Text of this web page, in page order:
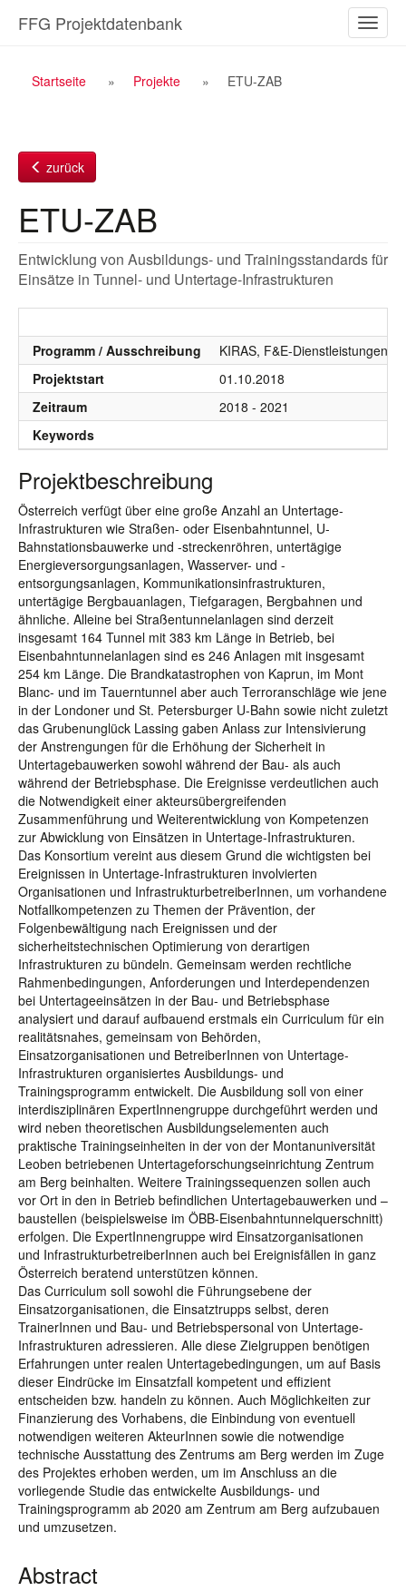
Inhalt
ein-/
FFG Projektdatenbank
Breadcrumb
Startseite Projekte ETU-ZAB
zurück
ETU-ZAB
Entwicklung von Ausbildungs- und Trainingsstandards für
Einsätze in Tunnel- und Untertage-Infrastrukturen
Programm / Ausschreibung
KIRAS, F&E-Dienstleistungen,
Projektstart
01.10.2018
Zeitraum
2018 - 2021
Keywords
Projektbeschreibung
Österreich verfügt über eine große Anzahl an Untertage-
Infrastrukturen wie Straßen- oder Eisenbahntunnel, U-
Bahnstationsbauwerke und -streckenröhren, untertägige
Energieversorgungsanlagen, Wasserver- und -
entsorgungsanlagen, Kommunikationsinfrastrukturen,
untertägige Bergbauanlagen, Tiefgaragen, Bergbahnen und
ähnliche. Alleine bei Straßentunnelanlagen sind derzeit
insgesamt 164 Tunnel mit 383 km Länge in Betrieb, bei
Eisenbahntunnelanlagen sind es 246 Anlagen mit insgesamt
254 km Länge. Die Brandkatastrophen von Kaprun, im Mont
Blanc- und im Tauerntunnel aber auch Terroranschläge wie jene
in der Londoner und St. Petersburger U-Bahn sowie nicht zuletzt
das Grubenunglück Lassing gaben Anlass zur Intensivierung
der Anstrengungen für die Erhöhung der Sicherheit in
Untertagebauwerken sowohl während der Bau- als auch
während der Betriebsphase. Die Ereignisse verdeutlichen auch
die Notwendigkeit einer akteursübergreifenden
Zusammenführung und Weiterentwicklung von Kompetenzen
zur Abwicklung von Einsätzen in Untertage-Infrastrukturen.
Das Konsortium vereint aus diesem Grund die wichtigsten bei
Ereignissen in Untertage-Infrastrukturen involvierten
Organisationen und InfrastrukturbetreiberInnen, um vorhandene
Notfallkompetenzen zu Themen der Prävention, der
Folgenbewältigung nach Ereignissen und der
sicherheitstechnischen Optimierung von derartigen
Infrastrukturen zu bündeln. Gemeinsam werden rechtliche
Rahmenbedingungen, Anforderungen und Interdependenzen
bei Untertageeinsätzen in der Bau- und Betriebsphase
analysiert und darauf aufbauend erstmals ein Curriculum für ein
realitätsnahes, gemeinsam von Behörden,
Einsatzorganisationen und BetreiberInnen von Untertage-
Infrastrukturen organisiertes Ausbildungs- und
Trainingsprogramm entwickelt. Die Ausbildung soll von einer
interdisziplinären ExpertInnengruppe durchgeführt werden und
wird neben theoretischen Ausbildungselementen auch
praktische Trainingseinheiten in der von der Montanuniversität
Leoben betriebenen Untertageforschungseinrichtung Zentrum
am Berg beinhalten. Weitere Trainingssequenzen sollen auch
vor Ort in den in Betrieb befindlichen Untertagebauwerken und –
baustellen (beispielsweise im ÖBB-Eisenbahntunnelquerschnitt)
erfolgen. Die ExpertInnengruppe wird Einsatzorganisationen
und InfrastrukturbetreiberInnen auch bei Ereignisfällen in ganz
Österreich beratend unterstützen können.
Das Curriculum soll sowohl die Führungsebene der
Einsatzorganisationen, die Einsatztrupps selbst, deren
TrainerInnen und Bau- und Betriebspersonal von Untertage-
Infrastrukturen adressieren. Alle diese Zielgruppen benötigen
Erfahrungen unter realen Untertagebedingungen, um auf Basis
dieser Eindrücke im Einsatzfall kompetent und effizient
entscheiden bzw. handeln zu können. Auch Möglichkeiten zur
Finanzierung des Vorhabens, die Einbindung von eventuell
notwendigen weiteren AkteurInnen sowie die notwendige
technische Ausstattung des Zentrums am Berg werden im Zuge
des Projektes erhoben werden, um im Anschluss an die
vorliegende Studie das entwickelte Ausbildungs- und
Trainingsprogramm ab 2020 am Zentrum am Berg aufzubauen
und umzusetzen.
Abstract